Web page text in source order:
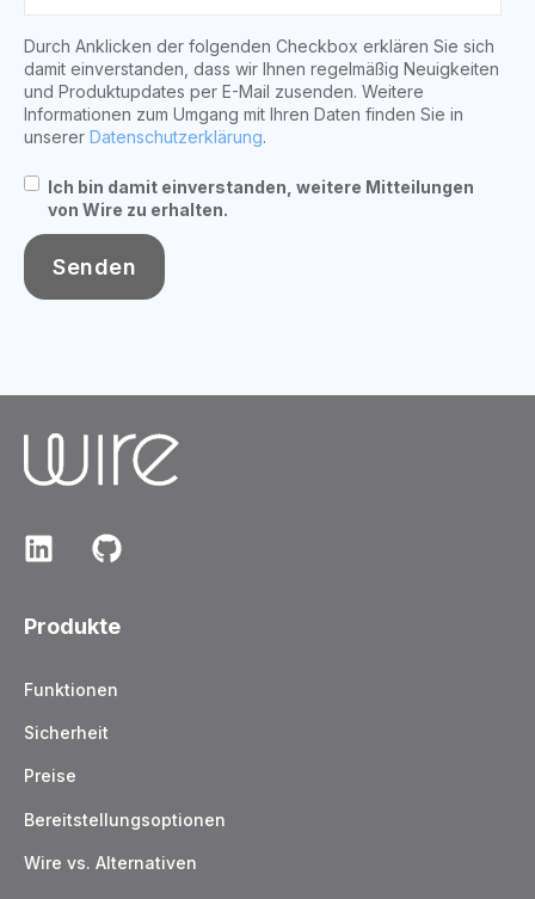
Durch Anklicken der folgenden Checkbox erklären Sie sich
damit einverstanden, dass wir Ihnen regelmäßig Neuigkeiten
und Produktupdates per E-Mail zusenden. Weitere
Informationen zum Umgang mit Ihren Daten finden Sie in
unserer Datenschutzerklärung.
Ich bin damit einverstanden, weitere Mitteilungen
von Wire zu erhalten.
Produkte
Funktionen
Sicherheit
Preise
Bereitstellungsoptionen
Wire vs. Alternativen